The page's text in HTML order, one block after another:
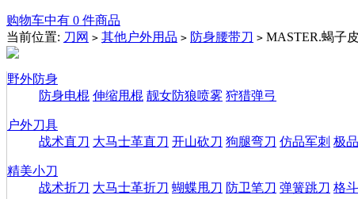
购物车中有 0 件商品
当前位置: 刀网 > 其他户外用品 > 防身腰带刀 > MASTER.蝎子
野外防身
防身电棍 伸缩甩棍 靓女防狼喷雾 狩猎弹弓
户外刀具
战术直刀 大马士革直刀 开山砍刀 狗腿弯刀 仿品军刺 极
精美小刀
战术折刀 大马士革折刀 蝴蝶甩刀 防卫笔刀 弹簧跳刀 格